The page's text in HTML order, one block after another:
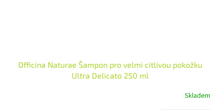
Officina Naturae Šampon pro velmi citlivou pokožku
Ultra Delicato 250 ml
Skladem